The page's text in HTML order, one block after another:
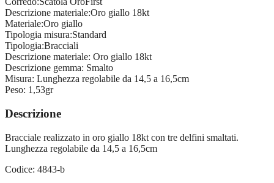
Descrizione materiale:Oro giallo 18kt
Materiale:Oro giallo
Tipologia misura:Standard
Tipologia:Bracciali
Descrizione materiale: Oro giallo 18kt
Descrizione gemma: Smalto
Misura: Lunghezza regolabile da 14,5 a 16,5cm
Peso: 1,53gr
Descrizione
Bracciale realizzato in oro giallo 18kt con tre delfini smaltati.
Lunghezza regolabile da 14,5 a 16,5cm
Codice: 4843-b